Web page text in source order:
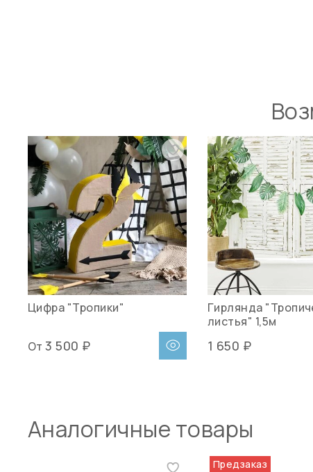
Цифра "Тропики"
От 3 500 ₽
Гирлянда
листья" 1,5м
1 650 ₽
Аналогичные товары
Предзаказ